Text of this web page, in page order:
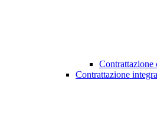
Contrattazione
Contrattazione